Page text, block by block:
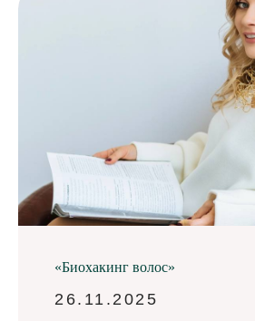
«Биохакинг волос»
26.11.2025